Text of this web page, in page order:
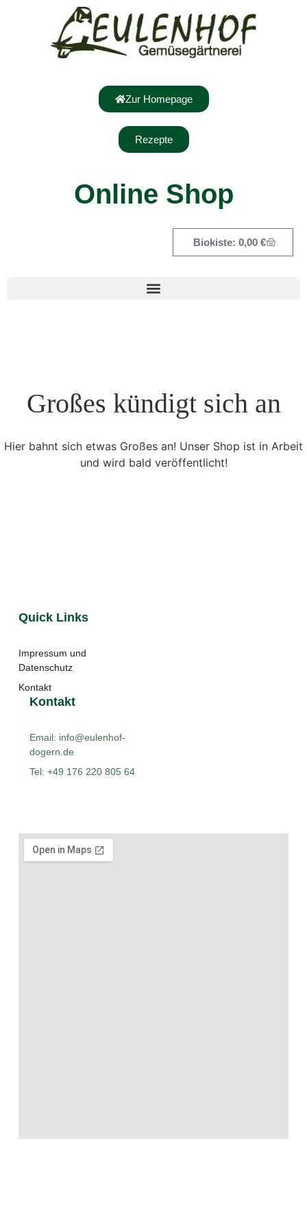
Zur Homepage
Rezepte
Online Shop
0,00 €
Großes kündigt sich an
Hier bahnt sich etwas Großes an! Unser Shop ist in Arbeit
und wird bald veröffentlicht!
Quick Links
Impressum und
Datenschutz
Kontakt
Kontakt
Email: info@eulenhof-
dogern.de
Tel: +49 176 220 805 64